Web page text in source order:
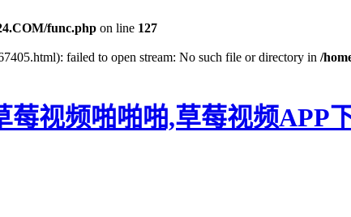
func.php on line 127
failed to open stream: No such file or directory in /
莓视频啪啪啪,草莓视频APP